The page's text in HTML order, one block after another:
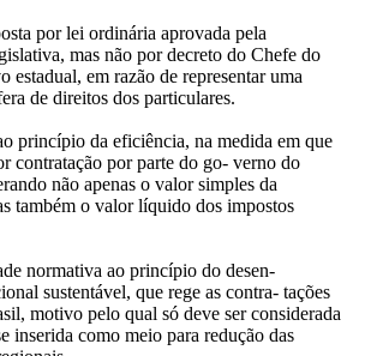
por lei ordinária aprovada pela
mas não por decreto do Chefe do
estadual, em razão de representar uma
de direitos dos particulares.
princípio da eficiência, na medida em que
contratação por parte do go- verno do
não apenas o valor simples da
também o valor líquido dos impostos
normativa ao princípio do desen-
sustentável, que rege as contra- tações
motivo pelo qual só deve ser considerada
inserida como meio para redução das